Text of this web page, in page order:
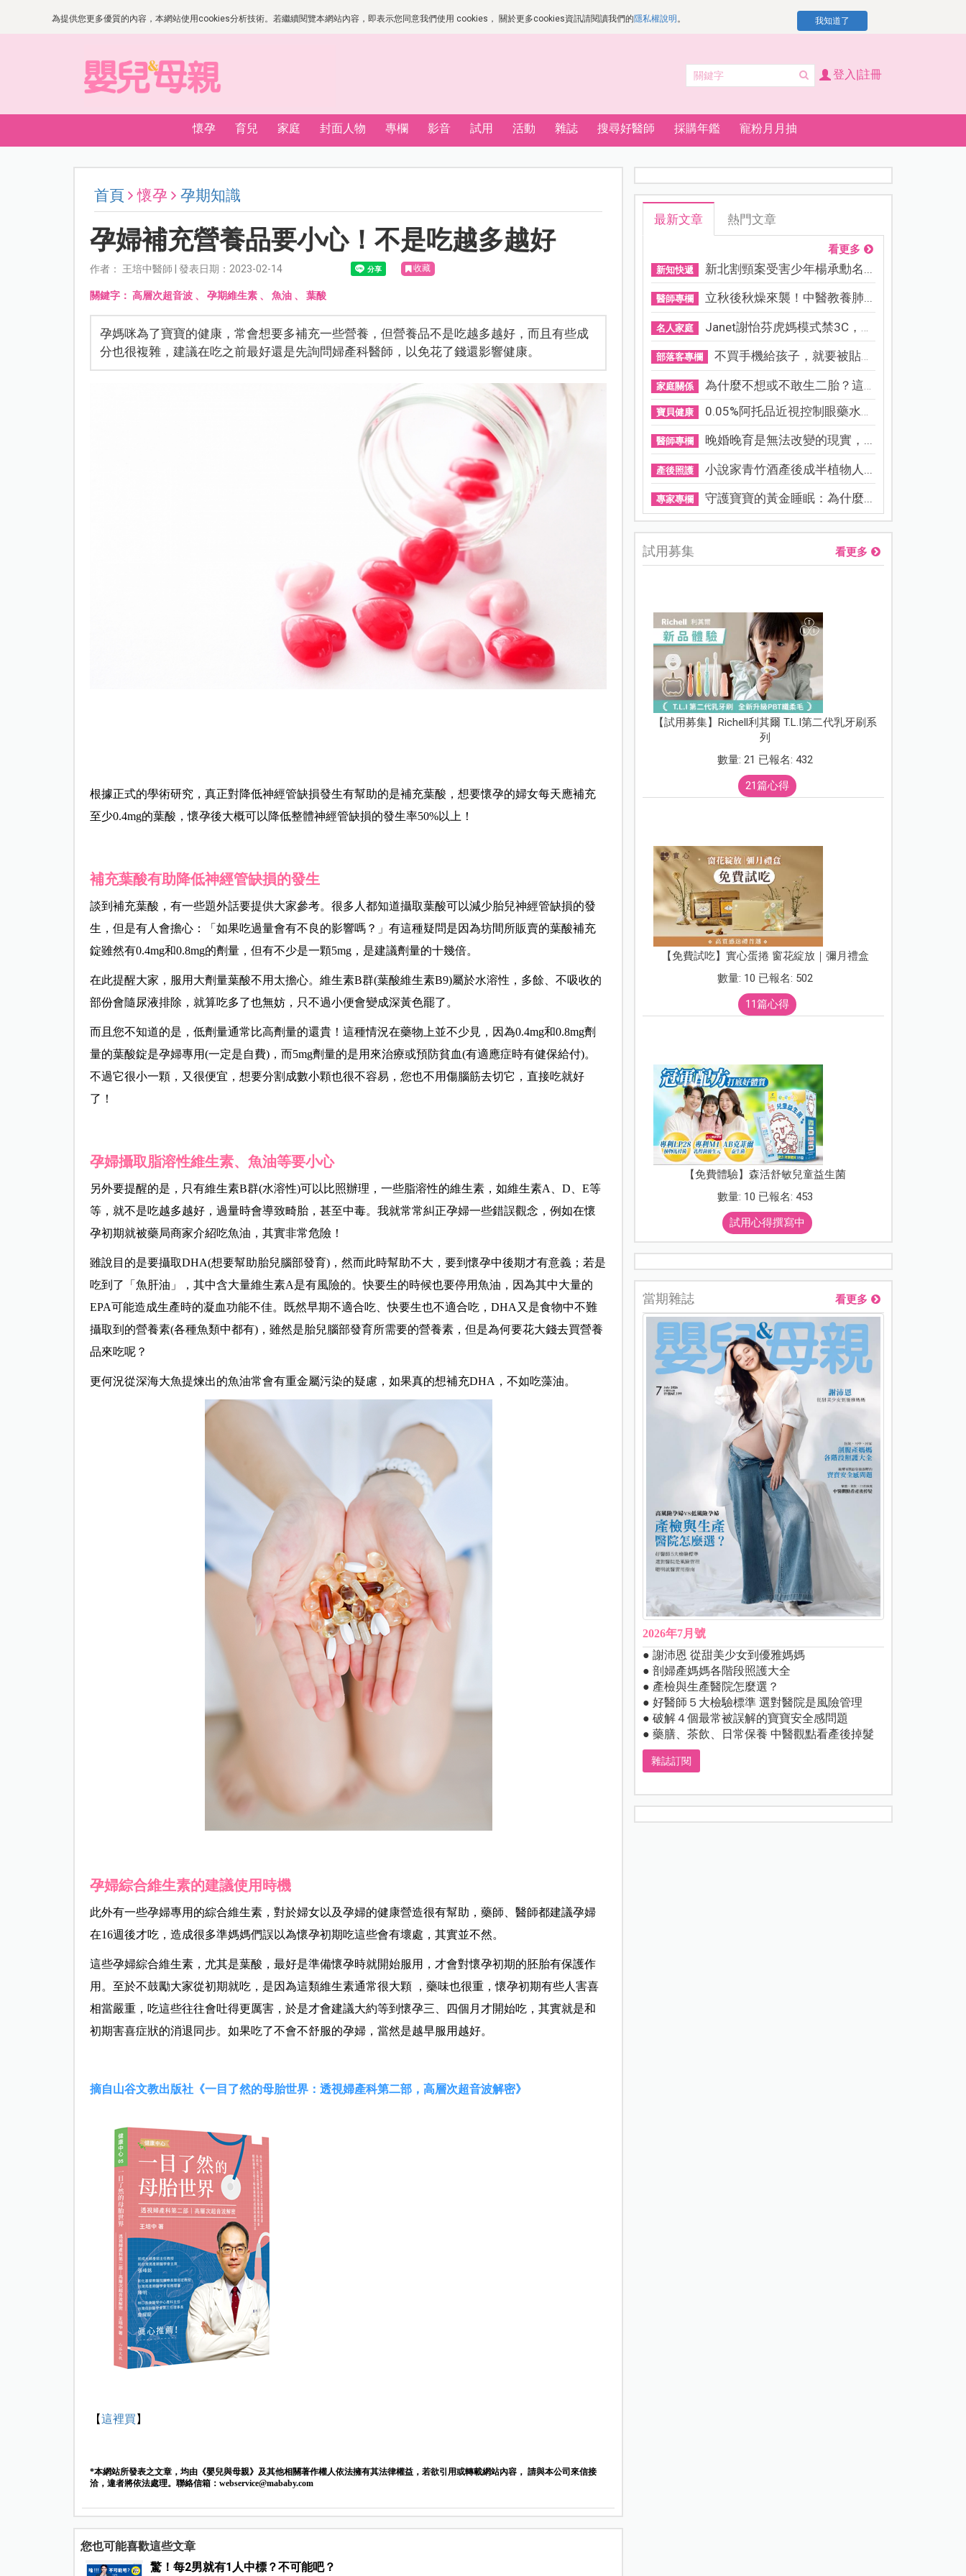
為提供您更多優質的內容，本網站使用cookies分析技術。若繼續閱覽本網站內容，即表示您同意我們使用 cookies， 關於更多cookies資訊請閱讀我們的隱私權說明 。 我知道了
登入|註冊
懷孕 育兒 家庭 封面人物 專欄 影音 試用 活動 雜誌 搜尋好醫師 採購年鑑 寵粉月月抽
首頁 懷孕 孕期知識
孕婦補充營養品要小心！不是吃越多越好
作者： 王培中醫師 | 發表日期：2023-02-14 收藏
關鍵字： 高層次超音波、 孕期維生素、 魚油、 葉酸
孕媽咪為了寶寶的健康，常會想要多補充一些營養，但營養品不是吃越多越好，而且有些成
分也很複雜，建議在吃之前最好還是先詢問婦產科醫師，以免花了錢還影響健康。
根據正式的學術研究，真正對降低神經管缺損發生有幫助的是補充葉酸，想要懷孕的婦女每天應補充
至少0.4mg的葉酸，懷孕後大概可以降低整體神經管缺損的發生率50%以上！
補充葉酸有助降低神經管缺損的發生
談到補充葉酸，有一些題外話要提供大家參考。很多人都知道攝取葉酸可以減少胎兒神經管缺損的發
生，但是有人會擔心：「如果吃過量會有不良的影響嗎？」有這種疑問是因為坊間所販賣的葉酸補充
錠雖然有0.4mg和0.8mg的劑量，但有不少是一顆5mg，是建議劑量的十幾倍。
在此提醒大家，服用大劑量葉酸不用太擔心。維生素B群(葉酸維生素B9)屬於水溶性，多餘、不吸收的
部份會隨尿液排除，就算吃多了也無妨，只不過小便會變成深黃色罷了。
而且您不知道的是，低劑量通常比高劑量的還貴！這種情況在藥物上並不少見，因為0.4mg和0.8mg劑
量的葉酸錠是孕婦專用(一定是自費)，而5mg劑量的是用來治療或預防貧血(有適應症時有健保給付)。
不過它很小一顆，又很便宜，想要分割成數小顆也很不容易，您也不用傷腦筋去切它，直接吃就好
了！
孕婦攝取脂溶性維生素、魚油等要小心
另外要提醒的是，只有維生素B群(水溶性)可以比照辦理，一些脂溶性的維生素，如維生素A、D、E等
等，就不是吃越多越好，過量時會導致畸胎，甚至中毒。我就常常糾正孕婦一些錯誤觀念，例如在懷
孕初期就被藥局商家介紹吃魚油，其實非常危險！
雖說目的是要攝取DHA(想要幫助胎兒腦部發育)，然而此時幫助不大，要到懷孕中後期才有意義；若是
吃到了「魚肝油」，其中含大量維生素A是有風險的。快要生的時候也要停用魚油，因為其中大量的
EPA可能造成生產時的凝血功能不佳。既然早期不適合吃、快要生也不適合吃，DHA又是食物中不難
攝取到的營養素(各種魚類中都有)，雖然是胎兒腦部發育所需要的營養素，但是為何要花大錢去買營養
品來吃呢？
更何況從深海大魚提煉出的魚油常會有重金屬污染的疑慮，如果真的想補充DHA，不如吃藻油。
孕婦綜合維生素的建議使用時機
此外有一些孕婦專用的綜合維生素，對於婦女以及孕婦的健康營造很有幫助，藥師、醫師都建議孕婦
在16週後才吃，造成很多準媽媽們誤以為懷孕初期吃這些會有壞處，其實並不然。
這些孕婦綜合維生素，尤其是葉酸，最好是準備懷孕時就開始服用，才會對懷孕初期的胚胎有保護作
用。至於不鼓勵大家從初期就吃，是因為這類維生素通常很大顆 ，藥味也很重，懷孕初期有些人害喜
相當嚴重，吃這些往往會吐得更厲害，於是才會建議大約等到懷孕三、四個月才開始吃，其實就是和
初期害喜症狀的消退同步。如果吃了不會不舒服的孕婦，當然是越早服用越好。
摘自山谷文教出版社《一目了然的母胎世界：透視婦產科第二部，高層次超音波解密》
【這裡買 】
*本網站所發表之文章，均由《嬰兒與母親》及其他相關著作權人依法擁有其法律權益，若欲引用或轉載網站內容， 請與本公司來信接
洽，違者將依法處理。聯絡信箱： webservice@mababy.com
您也可能喜歡這些文章
驚！每2男就有1人中標？不可能吧？
最新文章 熱門文章
看更多
新知快遞 新北割頸案受害少年楊承勳名...
醫師專欄 立秋後秋燥來襲！中醫教養肺...
名人家庭 Janet謝怡芬虎媽模式禁3C，看...
部落客專欄 不買手機給孩子，就要被貼「...
家庭關係 為什麼不想或不敢生二胎？這8...
寶貝健康 0.05%阿托品近視控制眼藥水納...
醫師專欄 晚婚晚育是無法改變的現實，...
產後照護 小說家青竹酒產後成半植物人...
專家專欄 守護寶寶的黃金睡眠：為什麼...
試用募集 看更多
【試用募集】Richell利其爾 T.L.I第二代乳牙刷系
列
數量: 21 已報名: 432
21篇心得
【免費試吃】實心蛋捲 窗花綻放｜彌月禮盒
數量: 10 已報名: 502
11篇心得
【免費體驗】森活舒敏兒童益生菌
數量: 10 已報名: 453
試用心得撰寫中
當期雜誌 看更多
2026年7月號
● 謝沛恩 從甜美少女到優雅媽媽
● 剖婦產媽媽各階段照護大全
● 產檢與生產醫院怎麼選？
● 好醫師５大檢驗標準 選對醫院是風險管理
● 破解４個最常被誤解的寶寶安全感問題
● 藥膳、茶飲、日常保養 中醫觀點看產後掉髮
雜誌訂閱